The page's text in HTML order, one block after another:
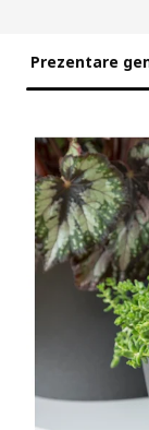
Prezentare